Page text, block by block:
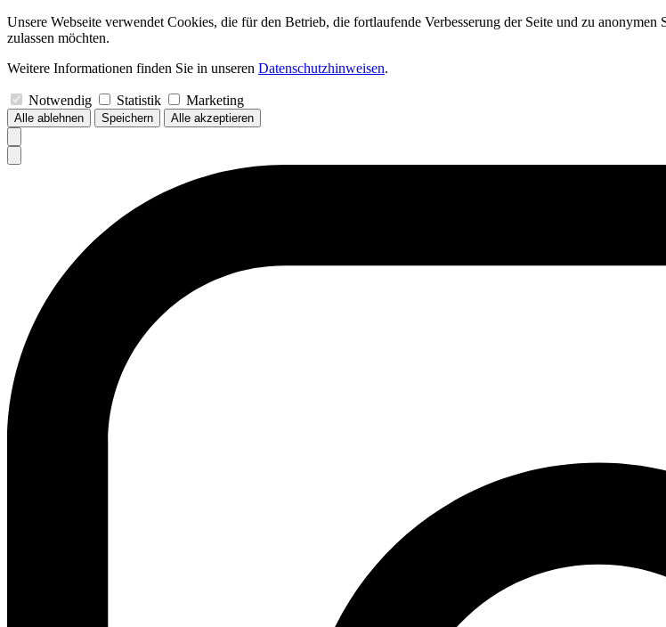
Unsere Webseite verwendet Cookies, die für den Betrieb, die fortlaufende Verbesserung der Seite und zu
zulassen möchten.
Weitere Informationen finden Sie in unseren Datenschutzhinweisen.
Notwendig Statistik Marketing
Alle ablehnen Speichern Alle akzeptieren